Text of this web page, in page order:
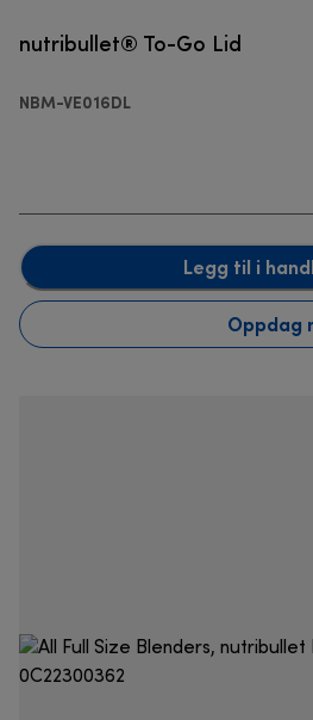
nutribullet® To-Go Lid
NBM-VE016DL
Legg til i
Oppdag